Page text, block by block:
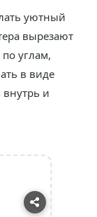
уютный
вырезают
углам,
в виде
и